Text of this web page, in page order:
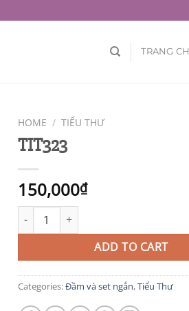
TRANG
HOME / TIỂU THƯ
TIT323
150,000₫
TIT323 quantity
ADD TO CART
Categories:Đầm và set ngắn,Tiểu Thư